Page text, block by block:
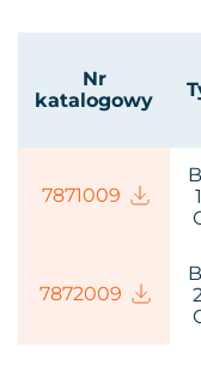
Nr
katalogowy
7871009
7872009